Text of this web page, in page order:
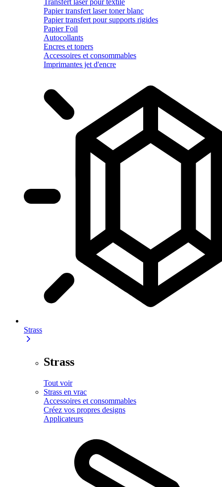
Papier transfert laser toner blanc
Papier transfert pour supports rigides
Papier Foil
Autocollants
Encres et toners
Accessoires et consommables
Imprimantes jet d'encre
Strass
Strass
Tout voir
Strass en vrac
Accessoires et consommables
Créez vos propres designs
Applicateurs